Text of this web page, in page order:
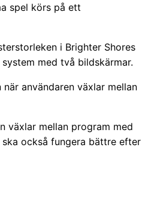
spel körs på ett
i Brighter Shores
med två bildskärmar.
användaren växlar mellan
växlar mellan program med
ska också fungera bättre efter